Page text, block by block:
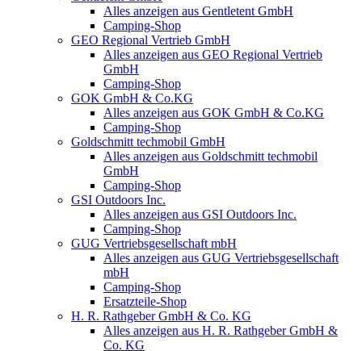
Alles anzeigen aus Gentletent GmbH
Camping-Shop
GEO Regional Vertrieb GmbH
Alles anzeigen aus GEO Regional Vertrieb
GmbH
Camping-Shop
GOK GmbH & Co.KG
Alles anzeigen aus GOK GmbH & Co.KG
Camping-Shop
Goldschmitt techmobil GmbH
Alles anzeigen aus Goldschmitt techmobil
GmbH
Camping-Shop
GSI Outdoors Inc.
Alles anzeigen aus GSI Outdoors Inc.
Camping-Shop
GUG Vertriebsgesellschaft mbH
Alles anzeigen aus GUG Vertriebsgesellschaft
mbH
Camping-Shop
Ersatzteile-Shop
H. R. Rathgeber GmbH & Co. KG
Alles anzeigen aus H. R. Rathgeber GmbH &
Co. KG